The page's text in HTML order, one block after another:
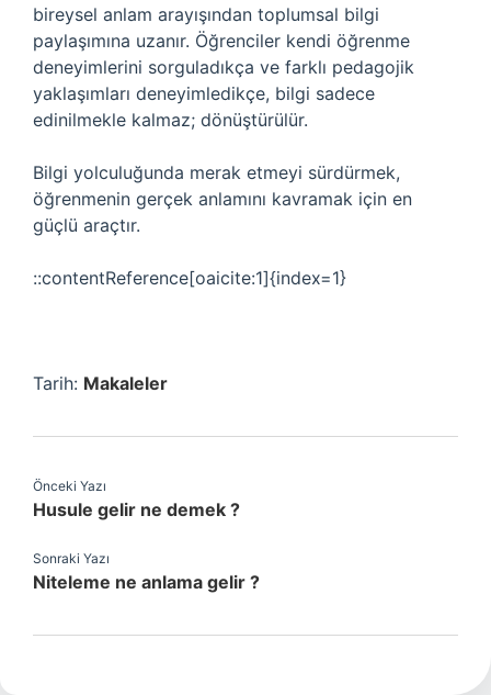
bireysel anlam arayışından toplumsal bilgi
paylaşımına uzanır. Öğrenciler kendi öğrenme
deneyimlerini sorguladıkça ve farklı pedagojik
yaklaşımları deneyimledikçe, bilgi sadece
edinilmekle kalmaz; dönüştürülür.
Bilgi yolculuğunda merak etmeyi sürdürmek,
öğrenmenin gerçek anlamını kavramak için en
güçlü araçtır.
::contentReference[oaicite:1]{index=1}
Tarih: Makaleler
Önceki Yazı
Husule gelir ne demek ?
Sonraki Yazı
Niteleme ne anlama gelir ?